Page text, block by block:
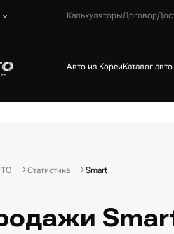
КалькуляторыДоговор
Авто из КореиКаталог
Статистика Smart